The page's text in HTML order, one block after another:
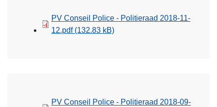
PV Conseil Police - Politieraad 2018-11-
12.pdf (132.83 kB)
PV Conseil Police - Politieraad 2018-09-